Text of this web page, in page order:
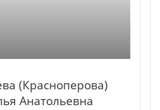
(Красноперова)
Анатольевна